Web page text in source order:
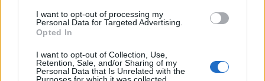
I want to opt-out of processing my
Personal Data for Targeted Advertising.
Opted In
I want to opt-out of Collection, Use,
Retention, Sale, and/or Sharing of my
Personal Data that Is Unrelated with the
Ruotsalainen kisakoneeseen!
kaudella 2020-21
LIITTYVÄT ARTIKKELIT LISÄÄ TEKIJÄLTÄ